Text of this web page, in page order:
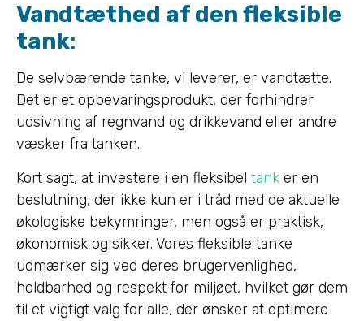
Vandtæthed af den fleksible
tank:
De selvbærende tanke, vi leverer, er vandtætte.
Det er et opbevaringsprodukt, der forhindrer
udsivning af regnvand og drikkevand eller andre
væsker fra tanken.
Kort sagt, at investere i en fleksibel tank er en
beslutning, der ikke kun er i tråd med de aktuelle
økologiske bekymringer, men også er praktisk,
økonomisk og sikker. Vores fleksible tanke
udmærker sig ved deres brugervenlighed,
holdbarhed og respekt for miljøet, hvilket gør dem
til et vigtigt valg for alle, der ønsker at optimere